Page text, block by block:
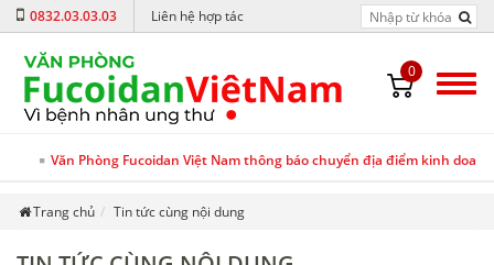
0832.03.03.03 Liên hệ hợp tác
0
Văn Phòng Fucoidan Việt Nam thông báo chuyển địa điểm kinh
Trang chủ Tin tức cùng nội dung